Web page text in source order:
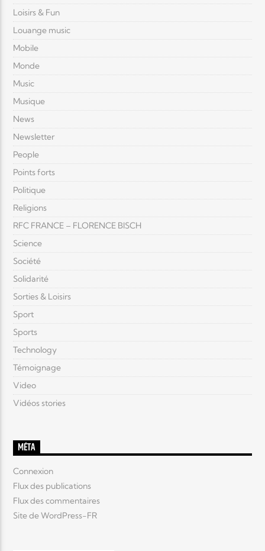
Loisirs & Fun
Louange music
Mobile
Monde
Music
Musique
News
Newsletter
People
Points forts
Politique
Religions
RFC FRANCE – FLORENCE BISCH
Science
Société
Solidarité
Sorties & Loisirs
Sport
Sports
Technology
Témoignage
Video
Vidéos stories
MÉTA
Connexion
Flux des publications
Flux des commentaires
Site de WordPress-FR